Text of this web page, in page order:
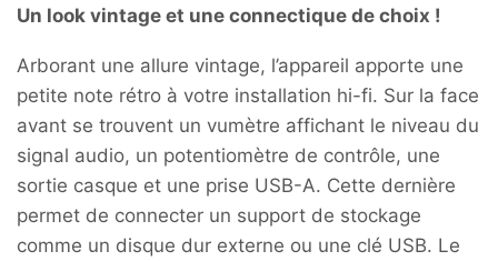
Un look vintage et une connectique de choix !
Arborant une allure vintage, l’appareil apporte une
petite note rétro à votre installation hi-fi. Sur la face
avant se trouvent un vumètre affichant le niveau du
signal audio, un potentiomètre de contrôle, une
sortie casque et une prise USB-A. Cette dernière
permet de connecter un support de stockage
comme un disque dur externe ou une clé USB. Le